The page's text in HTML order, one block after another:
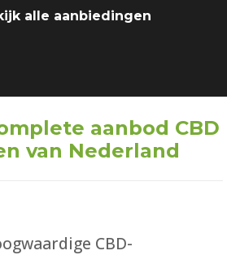
alle aanbiedingen
aanbod CBD
van Nederland
CBD-